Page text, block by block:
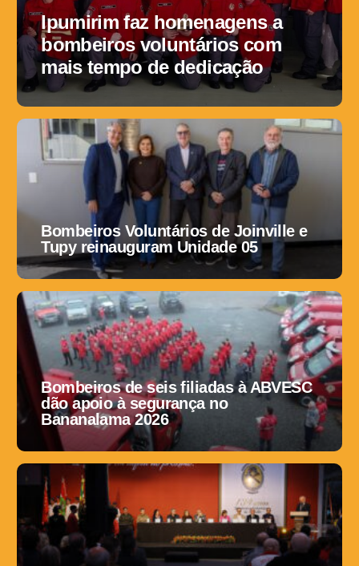
Ipumirim faz homenagens a
bombeiros voluntários com
mais tempo de dedicação
Bombeiros Voluntários de Joinville e
Tupy reinauguram Unidade 05
Bombeiros de seis filiadas à ABVESC
dão apoio à segurança no
Bananalama 2026